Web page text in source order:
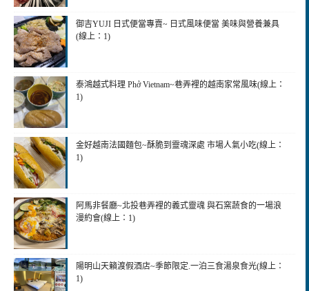
御吉YUJI 日式便當專賣~ 日式風味便當 美味與營養兼具
(線上：1)
泰鴻越式料理 Phở Vietnam~巷弄裡的越南家常風味(線上：
1)
金好越南法國麵包~酥脆到靈魂深處 市場人氣小吃(線上：
1)
阿馬非餐廳~北投巷弄裡的義式靈魂 與石窯蔬食的一場浪
漫約會(線上：1)
陽明山天籟渡假酒店~季節限定.一泊三食湯泉食光(線上：
1)